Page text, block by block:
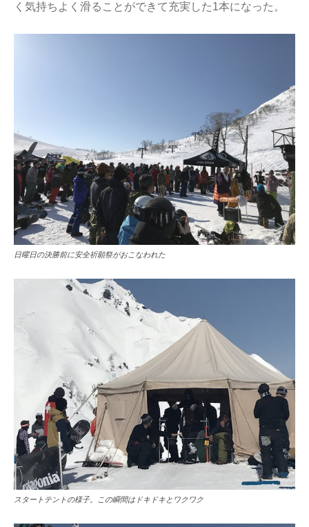
く気持ちよく滑ることができて充実した1本になった。
日曜日の決勝前に安全祈願祭がおこなわれた
スタートテントの様子。この瞬間はドキドキとワクワク